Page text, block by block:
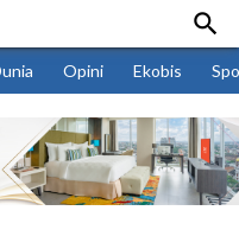

Opini Ekobis